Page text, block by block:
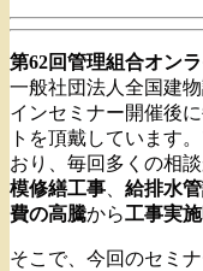
第62回管理組合オン
一般社団法人全国建
インセミナー開催後
トを頂戴しています
おり、毎回多くの相
模修繕工事
給排水
費の高騰から工事実
そこで、今回のセミ